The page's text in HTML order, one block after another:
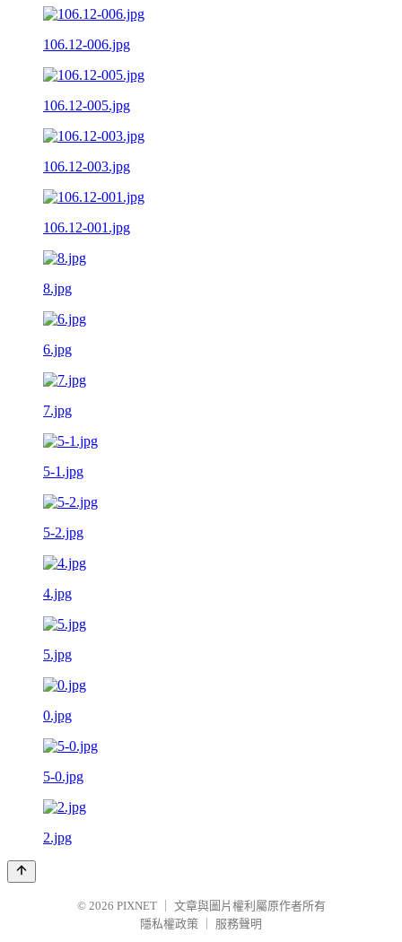
106.12-006.jpg
106.12-005.jpg
106.12-003.jpg
106.12-001.jpg
8.jpg
6.jpg
7.jpg
5-1.jpg
5-2.jpg
4.jpg
5.jpg
0.jpg
5-0.jpg
2.jpg
© 2026 PIXNET
文章與圖片權利屬原作者所有
隱私權政策
服務聲明